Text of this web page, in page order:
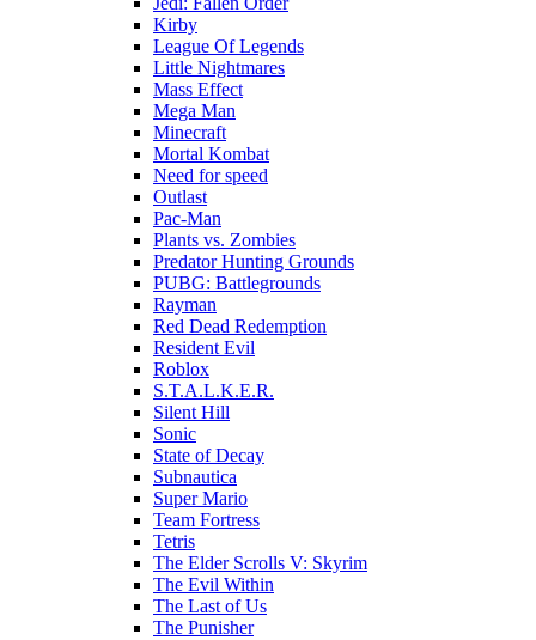
Kirby
League Of Legends
Little Nightmares
Mass Effect
Mega Man
Minecraft
Mortal Kombat
Need for speed
Outlast
Pac-Man
Plants vs. Zombies
Predator Hunting Grounds
PUBG: Battlegrounds
Rayman
Red Dead Redemption
Resident Evil
Roblox
S.T.A.L.K.E.R.
Silent Hill
Sonic
State of Decay
Subnautica
Super Mario
Team Fortress
Tetris
The Elder Scrolls V: Skyrim
The Evil Within
The Last of Us
The Punisher